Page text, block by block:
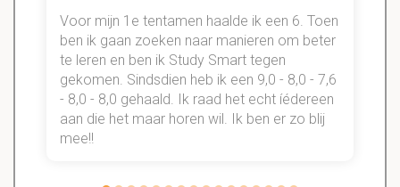
Voor mijn 1e tentamen haalde ik een 6. Toen
ben ik gaan zoeken naar manieren om beter
te leren en ben ik Study Smart tegen
gekomen. Sindsdien heb ik een 9,0 - 8,0 - 7,6
- 8,0 - 8,0 gehaald. Ik raad het echt íédereen
aan die het maar horen wil. Ik ben er zo blij
mee!!